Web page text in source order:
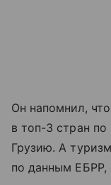
Он напомнил,
в топ-3 стран
Грузию. А
по данным ЕБРР,